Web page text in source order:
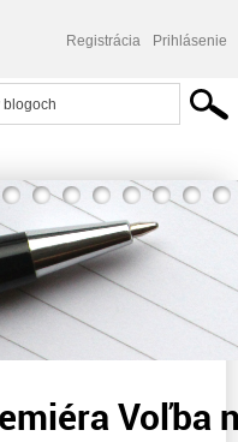
Registrácia Prihlásenie
z Donbasu
Voľba